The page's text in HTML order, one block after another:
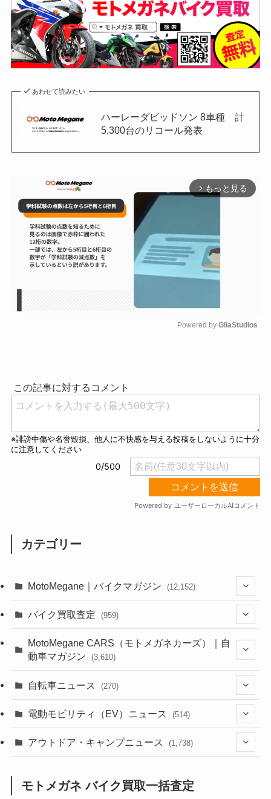
あわせて読みたい
ハーレーダビッドソン 8車種 計
5,300台のリコール発表
arrow_forward_ios もっと見る
Powered by GliaStudios
カテゴリー
MotoMegane｜バイクマガジン (12,152)
(44)
(640)
(118)
(60)
(31)
(252)
(38)
(24)
(249)
(64)
(306)
(6,965)
(2,474)
(249)
(1,226)
(12) (66)
(1,145)
バイク買取査定 (959)
(352)
MotoMegane CARS（モトメガネカーズ）｜自
動車マガジン
(3,610)
(188)
(137) (2,744)
自転車ニュース (270)
(54)
(211)
電動モビリティ（EV）ニュース (514)
(132)
(171)
アウトドア・キャンプニュース (1,738)
モトメガネ バイク買取一括査定